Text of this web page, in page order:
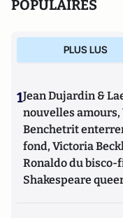
POPULAIRES
PLUS LUS
1Jean Dujardin &
nouvelles amours,
Benchetrit
fond, Victoria
Ronaldo du bisco-
Shakespeare